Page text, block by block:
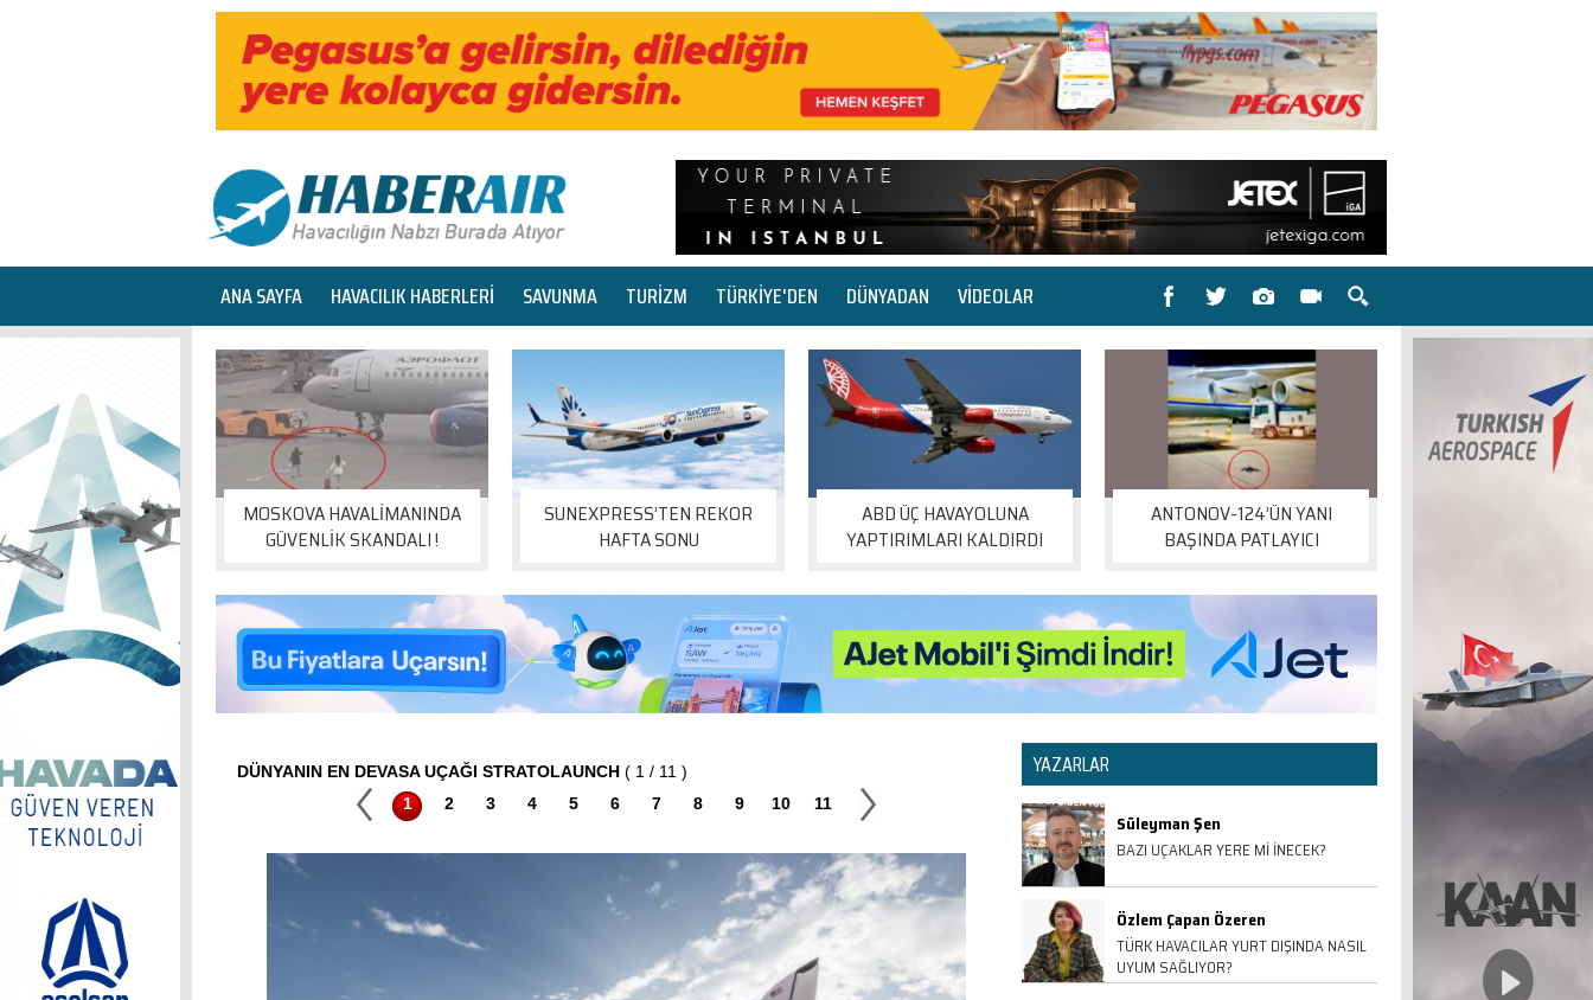
ANA SAYFA HAVACILIK HABERLERİ SAVUNMA TURİZM TÜRKİYE'DEN DÜNYADAN VİDEOLAR
MOSKOVA HAVALİMANINDA
GÜVENLİK SKANDALI !
SUNEXPRESS’TEN REKOR
HAFTA SONU
ABD ÜÇ HAVAYOLUNA
YAPTIRIMLARI KALDIRDI
ANTONOV-124’ÜN YANI
BAŞINDA PATLAYICI
DÜNYANIN EN DEVASA UÇAĞI STRATOLAUNCH ( 1 / 11 )
1
2 3 4 5 6 7 8 9 10 11
YAZARLAR
Süleyman Şen
BAZI UÇAKLAR YERE Mİ İNECEK?
Özlem Çapan Özeren
TÜRK HAVACILAR YURT DIŞINDA NASIL
UYUM SAĞLIYOR?